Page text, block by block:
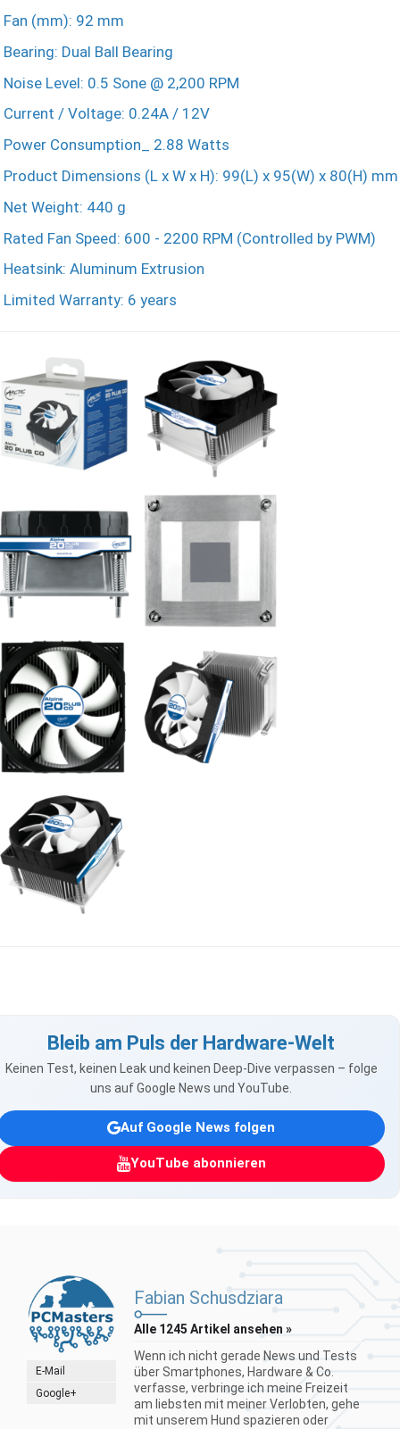
Fan (mm): 92 mm
Bearing: Dual Ball Bearing
Noise Level: 0.5 Sone @ 2,200 RPM
Current / Voltage: 0.24A / 12V
Power Consumption_ 2.88 Watts
Product Dimensions (L x W x H): 99(L) x 95(W) x 80(H) mm
Net Weight: 440 g
Rated Fan Speed: 600 - 2200 RPM (Controlled by PWM)
Heatsink: Aluminum Extrusion
Limited Warranty: 6 years
Bleib am Puls der Hardware-Welt
Keinen Test, keinen Leak und keinen Deep-Dive verpassen – folge
uns auf Google News und YouTube.
Auf Google News folgen
YouTube abonnieren
E-Mail
Google+
Fabian Schusdziara
Alle 1245 Artikel ansehen »
Wenn ich nicht gerade News und Tests
über Smartphones, Hardware & Co.
verfasse, verbringe ich meine Freizeit
am liebsten mit meiner Verlobten, gehe
mit unserem Hund spazieren oder